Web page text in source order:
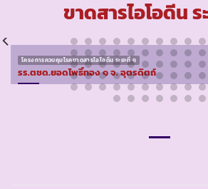
ขาดสารไอโอดีน ร
โครงการควบคุมโรคขาดสารไอโอดีน ระยะที่ ๑
รร.ตชด.ยอดโพธิ์ทอง ๑ จ. อุตรดิตถ์